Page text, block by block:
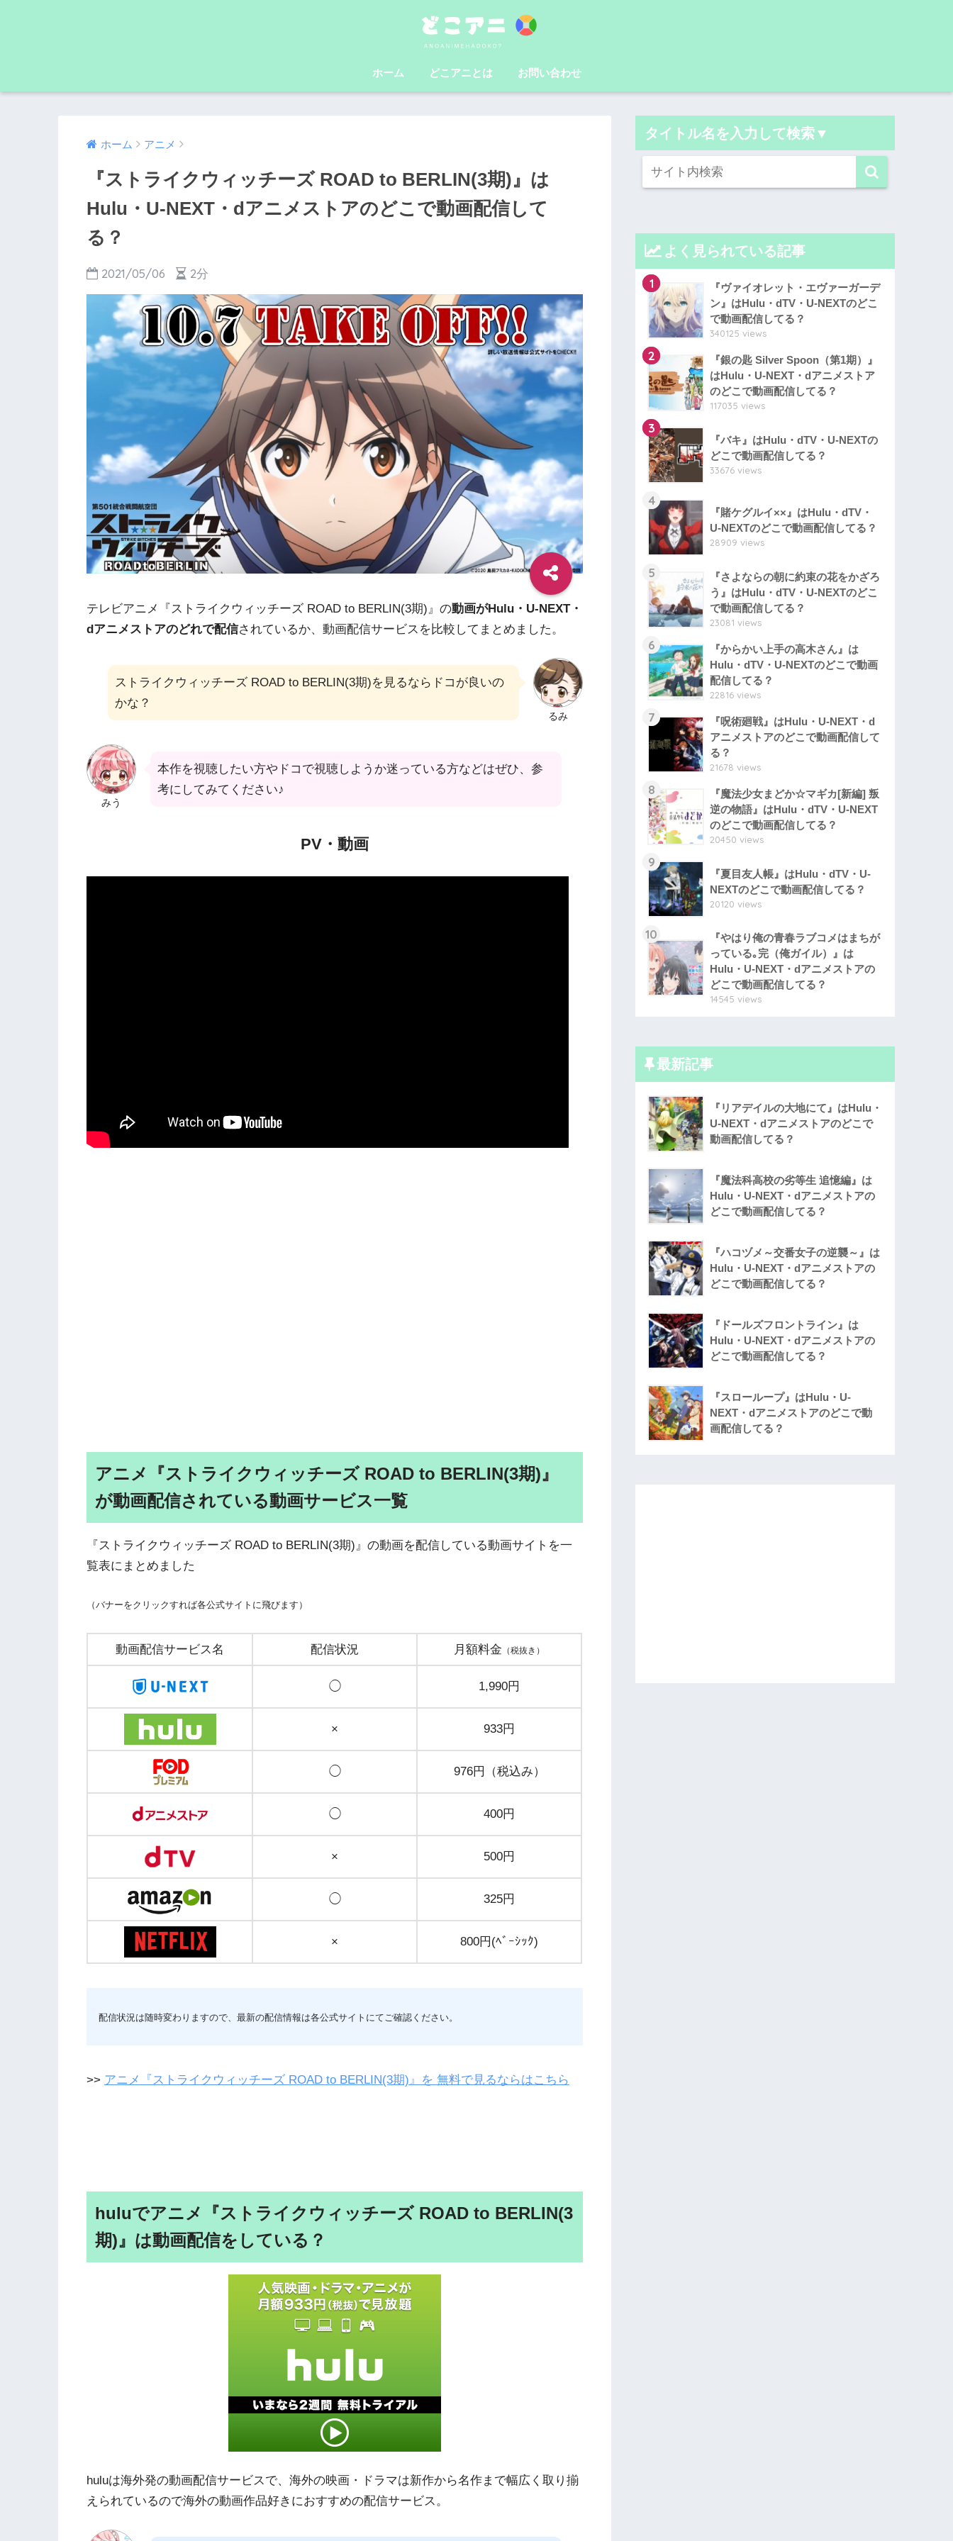
ホーム どこアニとは お問い合わせ
ホーム アニメ
『ストライクウィッチーズ ROAD to BERLIN(3期)』は
Hulu・U-NEXT・dアニメストアのどこで動画配信して
る？
2021/05/06 2分
テレビアニメ『ストライクウィッチーズ ROAD to BERLIN(3期)』の動画がHulu・U-NEXT・
dアニメストアのどれで配信されているか、動画配信サービスを比較してまとめました。
るみ
ストライクウィッチーズ ROAD to BERLIN(3期)を見るならドコが良いの
かな？
みう
本作を視聴したい方やドコで視聴しようか迷っている方などはぜひ、参
考にしてみてください♪
PV・動画
アニメ『ストライクウィッチーズ ROAD to BERLIN(3期)』
が動画配信されている動画サービス一覧
『ストライクウィッチーズ ROAD to BERLIN(3期)』の動画を配信している動画サイトを一
覧表にまとめました
（バナーをクリックすれば各公式サイトに飛びます）
動画配信サービス名 配信状況 月額料金 （税抜き）
◯ 1,990円
× 933円
◯ 976円（税込み）
◯ 400円
× 500円
◯ 325円
× 800円(ﾍﾞｰｼｯｸ)
配信状況は随時変わりますので、最新の配信情報は各公式サイトにてご確認ください。
>> アニメ『ストライクウィッチーズ ROAD to BERLIN(3期)』を 無料で見るならはこちら
huluでアニメ『ストライクウィッチーズ ROAD to BERLIN(3
期)』は動画配信をしている？
huluは海外発の動画配信サービスで、海外の映画・ドラマは新作から名作まで幅広く取り揃
えられているので海外の動画作品好きにおすすめの配信サービス。
タイトル名を入力して検索▼
よく見られている記事
1
『ヴァイオレット・エヴァーガーデ
ン』はHulu・dTV・U-NEXTのどこ
で動画配信してる？
340125 views
2
『銀の匙 Silver Spoon（第1期）』
はHulu・U-NEXT・dアニメストア
のどこで動画配信してる？
117035 views
3
『バキ』はHulu・dTV・U-NEXTの
どこで動画配信してる？
33676 views
4
『賭ケグルイ××』はHulu・dTV・
U-NEXTのどこで動画配信してる？
28909 views
5
『さよならの朝に約束の花をかざろ
う』はHulu・dTV・U-NEXTのどこ
で動画配信してる？
23081 views
6
『からかい上手の高木さん』は
Hulu・dTV・U-NEXTのどこで動画
配信してる？
22816 views
7
『呪術廻戦』はHulu・U-NEXT・d
アニメストアのどこで動画配信して
る？
21678 views
8
『魔法少女まどか☆マギカ[新編] 叛
逆の物語』はHulu・dTV・U-NEXT
のどこで動画配信してる？
20450 views
9
『夏目友人帳』はHulu・dTV・U-
NEXTのどこで動画配信してる？
20120 views
10
『やはり俺の青春ラブコメはまちが
っている｡完（俺ガイル）』は
Hulu・U-NEXT・dアニメストアの
どこで動画配信してる？
14545 views
最新記事
『リアデイルの大地にて』はHulu・
U-NEXT・dアニメストアのどこで
動画配信してる？
『魔法科高校の劣等生 追憶編』は
Hulu・U-NEXT・dアニメストアの
どこで動画配信してる？
『ハコヅメ～交番女子の逆襲～』は
Hulu・U-NEXT・dアニメストアの
どこで動画配信してる？
『ドールズフロントライン』は
Hulu・U-NEXT・dアニメストアの
どこで動画配信してる？
『スローループ』はHulu・U-
NEXT・dアニメストアのどこで動
画配信してる？